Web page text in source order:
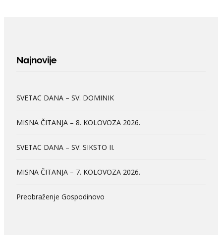
Najnovije
SVETAC DANA – SV. DOMINIK
MISNA ČITANJA – 8. KOLOVOZA 2026.
SVETAC DANA – SV. SIKSTO II.
MISNA ČITANJA – 7. KOLOVOZA 2026.
Preobraženje Gospodinovo